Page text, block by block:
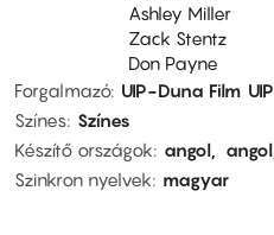
Ashley Miller
Zack Stentz
Don Payne
Forgalmazó UIP-Duna Film
Színes Színes
Készítő országok
angol angol
Szinkron nyelvek
magyar